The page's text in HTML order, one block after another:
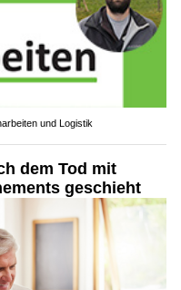
und Logistik
dem Tod mit
geschieht